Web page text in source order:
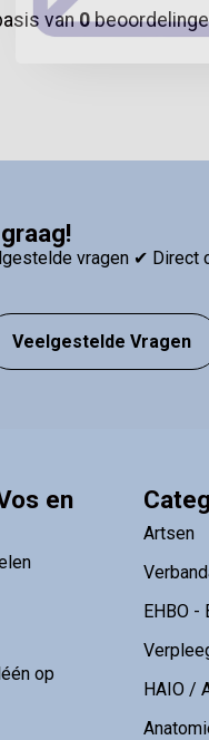
van0
vragen ✔
Veelgestelde Vragen
en
op
Artsen
EHBO -
HAIO /